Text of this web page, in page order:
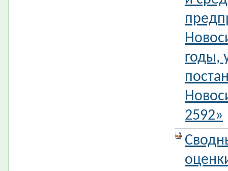
годы,
2592»